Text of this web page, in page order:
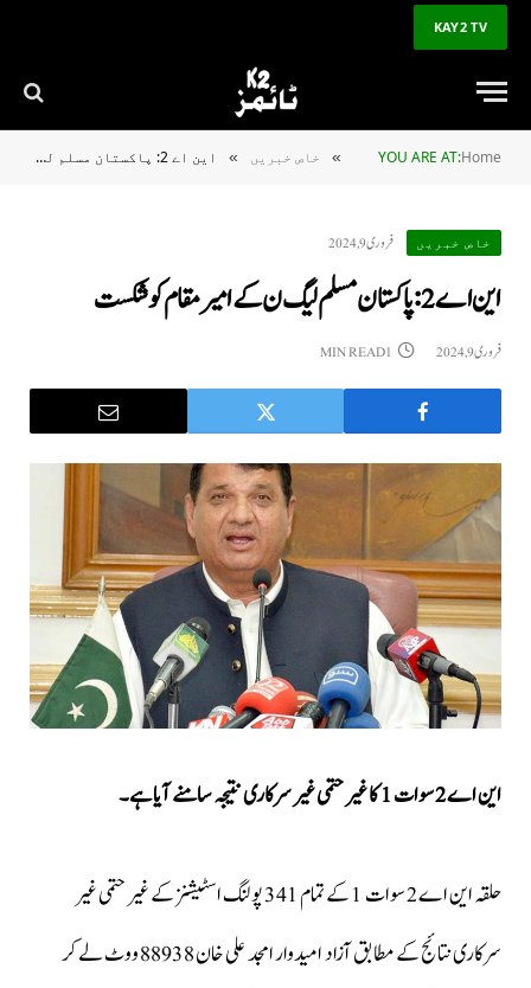
KAY2 TV
YOU ARE AT:Home
» خاص خبریں » این اے 2: پاکستان مسلم ليگ ن کے امیر مقام کو شکست
خاص خبریں فروری 9, 2024
این اے 2: پاکستان مسلم ليگ ن کے امیر مقام کو شکست
فروری 9, 2024 1 MIN READ
این اے 2 سوات 1 کا غیر حتمی غیر سرکاری نتیجہ سامنے آیا ہے۔
حلقہ این اے 2 سوات 1 کے تمام 341 پولنگ اسٹیشنز کے غیر حتمی غیر
سرکاری نتائج کے مطابق آزاد امیدوار امجد علی خان 88938 ووٹ لے کر